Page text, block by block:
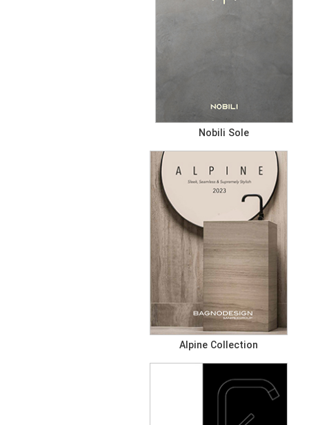
Nobili Sole
Alpine Collection